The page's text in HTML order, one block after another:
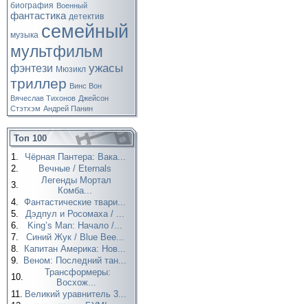
биография Военный
фантастика детектив
музыка семейный
мультфильм
фэнтези Мюзикл ужасы
триллер Винс Вон
Вячеслав Тихонов Джейсон
Стэтхэм Андрей Панин
Топ 100
1.
Чёрная Пантера: Вака...
2.
Вечные / Eternals
3.
Легенды Мортал
Комба...
4. Фантастические твари...
5.
Дэдпул и Росомаха / ...
6.
King’s Man: Начало /...
7.
Синий Жук / Blue Bee...
8.
Капитан Америка: Нов...
9.
Веном: Последний тан...
10.
Трансформеры:
Восхож...
11. Великий уравнитель 3...